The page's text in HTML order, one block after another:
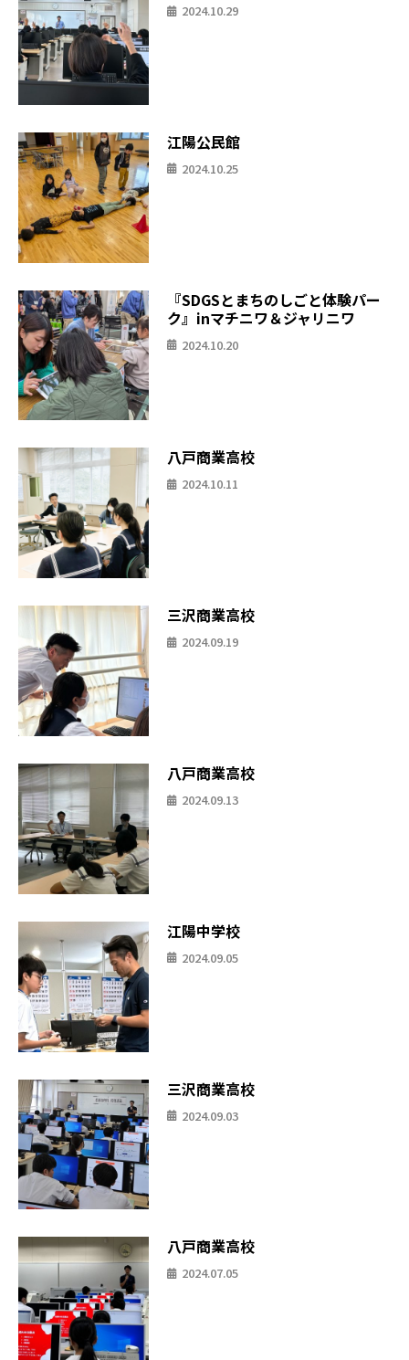
2024.10.29
江陽公民館
2024.10.25
『SDGSとまちのしごと体験パー
ク』inマチニワ＆ジャリニワ
2024.10.20
八戸商業高校
2024.10.11
三沢商業高校
2024.09.19
八戸商業高校
2024.09.13
江陽中学校
2024.09.05
三沢商業高校
2024.09.03
八戸商業高校
2024.07.05